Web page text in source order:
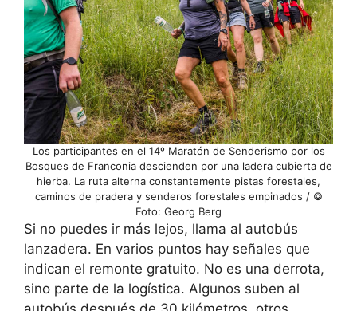
Los participantes en el 14º Maratón de Senderismo por los
Bosques de Franconia descienden por una ladera cubierta de
hierba. La ruta alterna constantemente pistas forestales,
caminos de pradera y senderos forestales empinados / ©
Foto: Georg Berg
Si no puedes ir más lejos, llama al autobús
lanzadera. En varios puntos hay señales que
indican el remonte gratuito. No es una derrota,
sino parte de la logística. Algunos suben al